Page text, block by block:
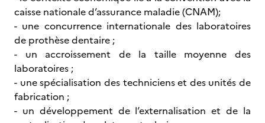
caisse nationale d’assurance maladie (CNAM);
- une concurrence internationale des laboratoires
de prothèse dentaire ;
- un accroissement de la taille moyenne des
laboratoires ;
- une spécialisation des techniciens et des unités de
fabrication ;
- un développement de l’externalisation et de la